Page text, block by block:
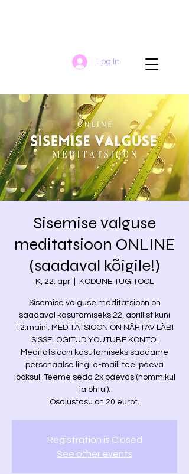
Log In
Sisemise valguse
meditatsioon ONLINE
(saadaval kõigile!)
K, 22. apr KODUNE TUGITOOL
Sisemise valguse meditatsioon on
saadaval kasutamiseks 22. aprillist kuni
12.maini. MEDITATSIOON ON NÄHTAV LÄBI
SISSELOGITUD YOUTUBE KONTO!
Meditatsiooni kasutamiseks saadame
personaalse lingi e-maili teel päeva
jooksul. Teeme seda 2x päevas (hommikul
ja õhtul).
Osalustasu on 20 eurot.
Registration is Closed
See other events